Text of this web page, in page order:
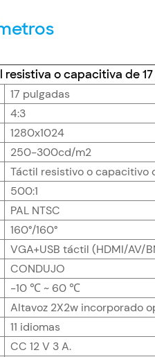
o capacitiva de
17 pulgadas
4:3
1280x1024
250-300cd/m2
Táctil resistivo o capacitivo
500:1
PAL NTSC
160°/160°
VGA+USB táctil (HDMI/AV/
CONDUJO
-10 ℃ ~ 60 ℃
Altavoz 2X2w incorporado
11 idiomas
CC 12 V 3 A.